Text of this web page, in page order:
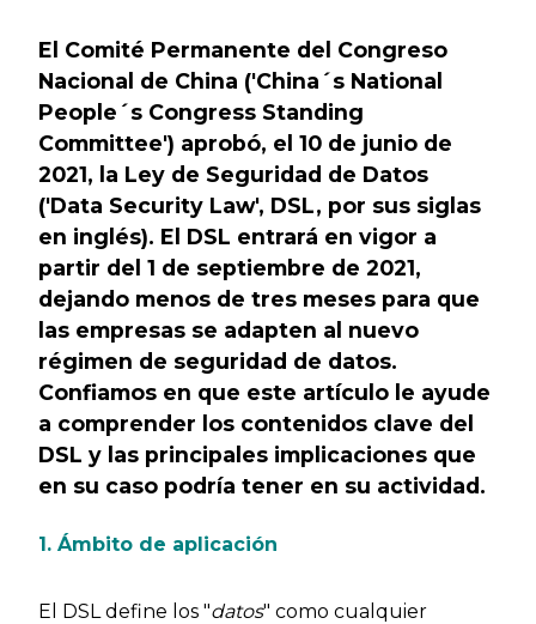
El Comité Permanente del Congreso
Nacional de China ('China´s National
People´s Congress Standing
Committee') aprobó, el 10 de junio de
2021, la Ley de Seguridad de Datos
('Data Security Law', DSL, por sus siglas
en inglés). El DSL entrará en vigor a
partir del 1 de septiembre de 2021,
dejando menos de tres meses para que
las empresas se adapten al nuevo
régimen de seguridad de datos.
Confiamos en que este artículo le ayude
a comprender los contenidos clave del
DSL y las principales implicaciones que
en su caso podría tener en su actividad.
1. Ámbito de aplicación
El DSL define los "datos" como cualquier